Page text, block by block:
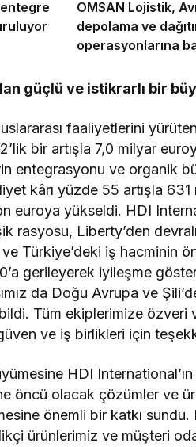
entegre
OMSAN Lojistik,
depolama ve
operasyonlarına
güçlü ve istikrarlı bir
faaliyetlerini
bir artışla 7,0 milyar
entegrasyonu ve organik
kârı yüzde 55 artışla
euroya yükseldi. HDI
rasyosu, Liberty’den
ve Türkiye’deki iş hacminin
gerileyerek iyileşme
da Doğu Avrupa ve
Tüm ekiplerimize özveri
ve iş birlikleri için
HDI
öncü olacak çözümler ve
önemli bir katkı
ürünlerimiz ve müşteri